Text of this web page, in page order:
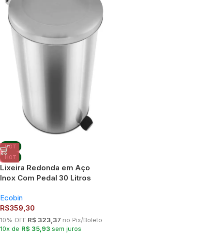
HOT
HOT
Lixeira Redonda em Aço
Inox Com Pedal 30 Litros
Ecobin
R$359,30
10% OFF R$ 323,37 no Pix/Boleto
10x de R$ 35,93 sem juros